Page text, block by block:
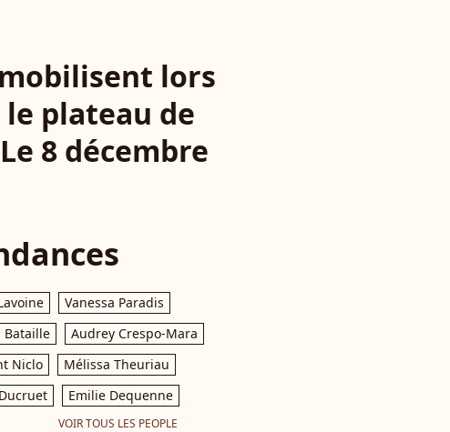
lors
plateau de
8 décembre
Vanessa Paradis
Bataille
Audrey Crespo-Mara
Niclo
Mélissa Theuriau
Emilie Dequenne
VOIR TOUS LES PEOPLE